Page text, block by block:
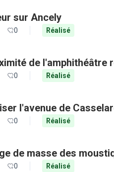
sur Ancely
0 Réalisé
de l'amphithéâtre
0 Réalisé
l'avenue de
0 Réalisé
de masse des
0 Réalisé